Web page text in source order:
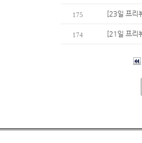
175 [23일 프리
174 [21일 프리